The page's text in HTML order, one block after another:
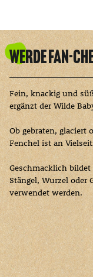
Werde Fan-
Fein, knackig und
ergänzt der Wilde
Ob gebraten, glaciert
Fenchel ist an
Geschmacklich
Stängel, Wurzel oder
verwendet werden.